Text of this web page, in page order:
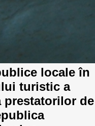
locale în
turistic a
prestatorilor de